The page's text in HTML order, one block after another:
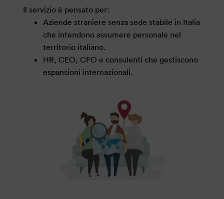
Il servizio è pensato per:
Aziende straniere senza sede stabile in Italia
che intendono assumere personale nel
territorio italiano.
HR, CEO, CFO e consulenti che gestiscono
espansioni internazionali.